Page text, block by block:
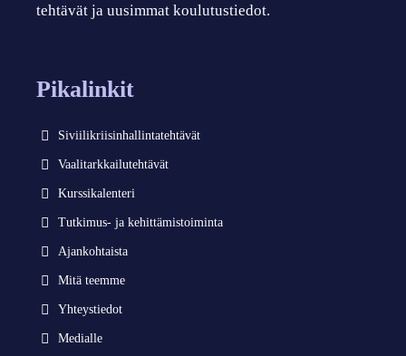
tehtävät ja uusimmat koulutustiedot.
Pikalinkit
Siviilikriisinhallintatehtävät
Vaalitarkkailutehtävät
Kurssikalenteri
Tutkimus- ja kehittämistoiminta
Ajankohtaista
Mitä teemme
Yhteystiedot
Medialle